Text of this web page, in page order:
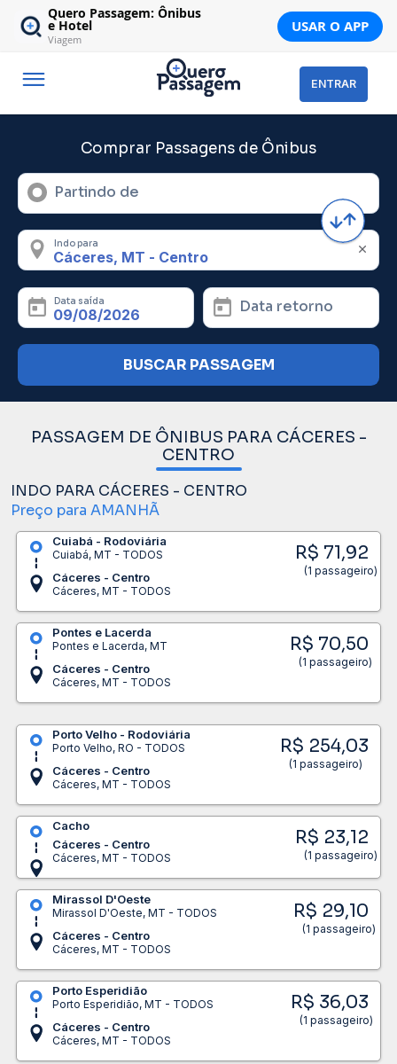
Quero Passagem: Ônibus
e Hotel
Viagem
USAR O APP
ENTRAR
Comprar Passagens de Ônibus
Partindo de
Indo para
Data saída Data retorno
BUSCAR PASSAGEM
PASSAGEM DE ÔNIBUS PARA CÁCERES -
CENTRO
INDO PARA CÁCERES - CENTRO
Preço para AMANHÃ
Cuiabá - Rodoviária
Cuiabá, MT - TODOS
Cáceres - Centro
Cáceres, MT - TODOS
R$ 71,92
(1 passageiro)
Pontes e Lacerda
Pontes e Lacerda, MT
Cáceres - Centro
Cáceres, MT - TODOS
R$ 70,50
(1 passageiro)
Porto Velho - Rodoviária
Porto Velho, RO - TODOS
Cáceres - Centro
Cáceres, MT - TODOS
R$ 254,03
(1 passageiro)
Cacho
Cáceres - Centro
Cáceres, MT - TODOS
R$ 23,12
(1 passageiro)
Mirassol D'Oeste
Mirassol D'Oeste, MT - TODOS
Cáceres - Centro
Cáceres, MT - TODOS
R$ 29,10
(1 passageiro)
Porto Esperidião
Porto Esperidião, MT - TODOS
Cáceres - Centro
Cáceres, MT - TODOS
R$ 36,03
(1 passageiro)